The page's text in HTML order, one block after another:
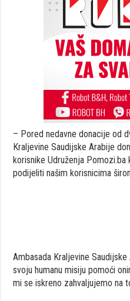
– Pored nedavne donacije od
Kraljevine Saudijske Arabije
korisnike Udruženja
podijeliti našim korisnicima
Ambasada Kraljevine
svoju humanu misiju pomoći
mi se iskreno zahvaljujemo na